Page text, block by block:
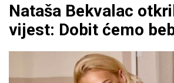
Nataša Bekvalac
vijest: Dobit ćemo